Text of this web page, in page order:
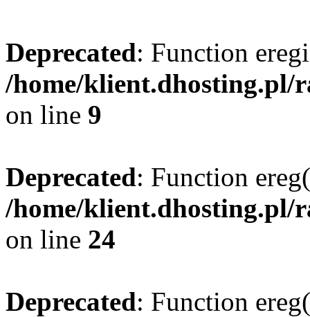
Deprecated: Function
/home/klient.dhosting.pl/
on line 9
Deprecated: Function
/home/klient.dhosting.pl/
on line 24
Deprecated: Function